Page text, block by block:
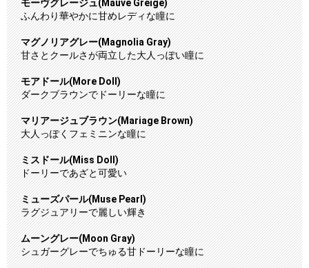
モーヴグレージュ(Mauve Greige)
ふんわり華やかに甘めレディな瞳に
マグノリアグレー(Magnolia Gray)
甘さとクールさが両立した大人っぽい瞳に
モアドール(More Doll)
ダークブラウンでドーリーな瞳に
マリアージュブラウン(Mariage Brown)
大人っぽくフェミニンな瞳に
ミスドール(Miss Doll)
ドーリーであざと可愛い
ミューズパール(Muse Pearl)
ラグジュアリーで麗しい輝き
ムーングレー(Moon Gray)
シュガーグレーでちゅる甘ドーリーな瞳に